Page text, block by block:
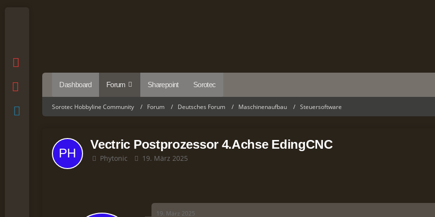
Dashboard Forum Sharepoint Sorotec
Sorotec Hobbyline Community Forum Deutsches Forum Maschinenaufbau Steuersoftware
Vectric Postprozessor 4.Achse EdingCNC
Phytonic 19. März 2025
19. März 2025